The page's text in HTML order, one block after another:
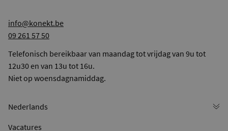
info@konekt.be
09 261 57 50
Telefonisch bereikbaar van maandag tot vrijdag van 9u tot
12u30 en van 13u tot 16u.
Niet op woensdagnamiddag.
Vacatures